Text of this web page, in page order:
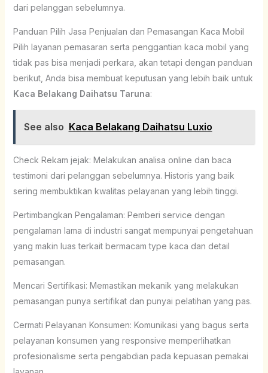
dari pelanggan sebelumnya.
Panduan Pilih Jasa Penjualan dan Pemasangan Kaca Mobil
Pilih layanan pemasaran serta penggantian kaca mobil yang
tidak pas bisa menjadi perkara, akan tetapi dengan panduan
berikut, Anda bisa membuat keputusan yang lebih baik untuk
Kaca Belakang Daihatsu Taruna:
See also Kaca Belakang Daihatsu Luxio
Check Rekam jejak: Melakukan analisa online dan baca
testimoni dari pelanggan sebelumnya. Historis yang baik
sering membuktikan kwalitas pelayanan yang lebih tinggi.
Pertimbangkan Pengalaman: Pemberi service dengan
pengalaman lama di industri sangat mempunyai pengetahuan
yang makin luas terkait bermacam type kaca dan detail
pemasangan.
Mencari Sertifikasi: Memastikan mekanik yang melakukan
pemasangan punya sertifikat dan punyai pelatihan yang pas.
Cermati Pelayanan Konsumen: Komunikasi yang bagus serta
pelayanan konsumen yang responsive memperlihatkan
profesionalisme serta pengabdian pada kepuasan pemakai